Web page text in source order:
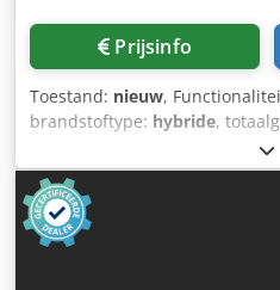
Prijsinfo
Toestand: nieuw,
brandstoftype: hybride,
, *Al onze
vervaardigd en geleverd met
operatortraining GRATIS De
FTJ 11-75 is een compleet
voortbeweegt op een